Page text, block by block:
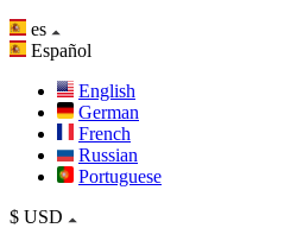
es
Español
English
German
French
Russian
Portuguese
$ USD